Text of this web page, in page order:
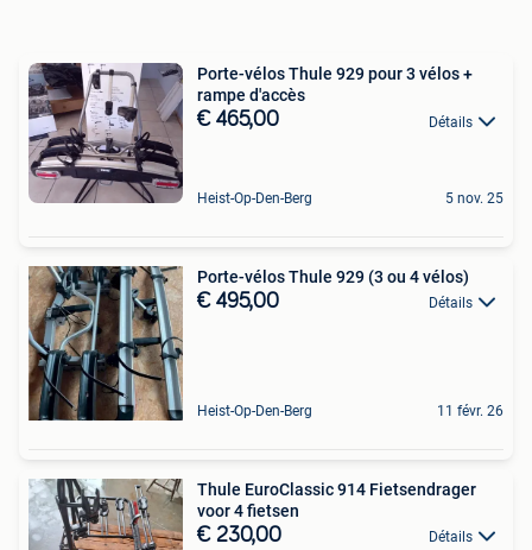
Porte-vélos Thule 929 pour 3 vélos +
rampe d'accès
€ 465,00 Détails
Heist-Op-Den-Berg 5 nov. 25
Porte-vélos Thule 929 (3 ou 4 vélos)
€ 495,00 Détails
Heist-Op-Den-Berg 11 févr. 26
Thule EuroClassic 914 Fietsendrager
voor 4 fietsen
€ 230,00 Détails